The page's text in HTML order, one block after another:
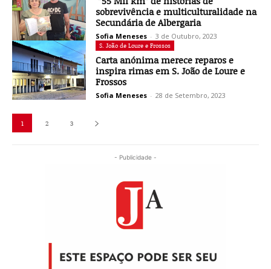
- Publicidade -
sobrevivência e multiculturalidade na
Secundária de Albergaria
Sofia Meneses - 3 de Outubro, 2023
S. João de Loure e Frossos
Carta anónima merece reparos e
inspira rimas em S. João de Loure e
Frossos
Sofia Meneses - 28 de Setembro, 2023
1 2 3